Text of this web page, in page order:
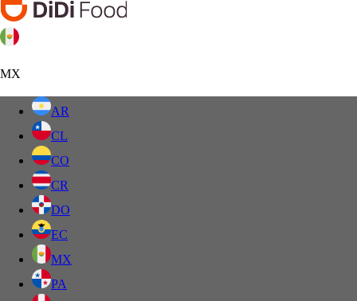
MX
AR
CL
CO
CR
DO
EC
MX
PA